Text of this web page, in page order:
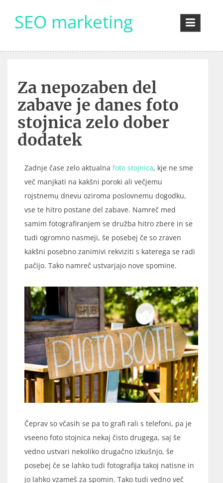
contentSEO marketing
Za nepozaben del
zabave je danes foto
stojnica zelo dober
dodatek
Zadnje čase zelo aktualna foto stojnica, kje ne sme
več manjkati na kakšni poroki ali večjemu
rojstnemu dnevu oziroma poslovnemu dogodku,
vse te hitro postane del zabave. Namreč med
samim fotografiranjem se družba hitro zbere in se
tudi ogromno nasmeji, še posebej če so zraven
kakšni posebno zanimivi rekviziti s katerega se radi
pačijo. Tako namreč ustvarjajo nove spomine.
Čeprav so včasih se pa to grafi rali s telefoni, pa je
vseeno foto stojnica nekaj čisto drugega, saj še
vedno ustvari nekoliko drugačno izkušnjo, še
posebej če se lahko tudi fotografija takoj natisne in
jo lahko vzameš za spomin. Tako tudi vedno več